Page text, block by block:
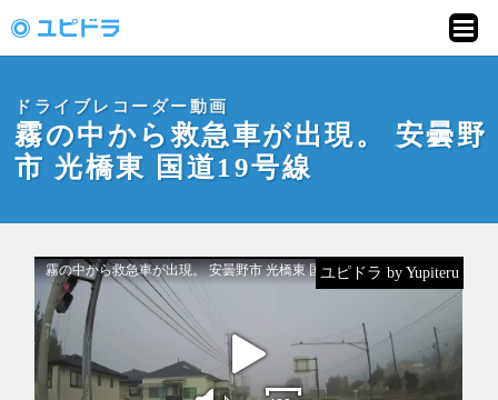
ピドラ」
ドライブレコーダー動画
霧の中から救急車が出現。 安曇野
市 光橋東 国道19号線
ユピドラ by Yupiteru